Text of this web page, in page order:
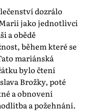
dozrálo
jako jednotlivci
a obědě
během které se
mariánská
bylo čtení
Brožky, poté
a obnovení
a požehnání.